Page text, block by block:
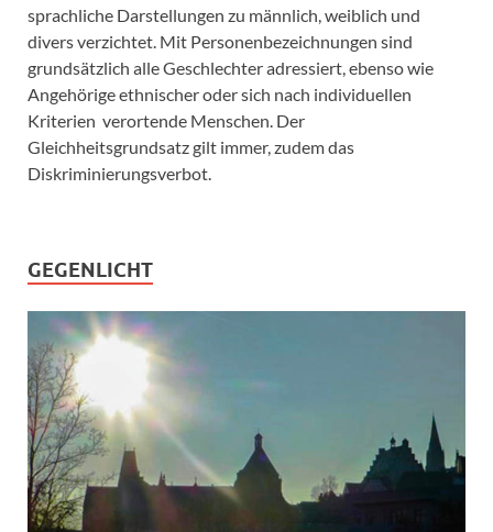
sprachliche Darstellungen zu männlich, weiblich und
divers verzichtet. Mit Personenbezeichnungen sind
grundsätzlich alle Geschlechter adressiert, ebenso wie
Angehörige ethnischer oder sich nach individuellen
Kriterien verortende Menschen. Der
Gleichheitsgrundsatz gilt immer, zudem das
Diskriminierungsverbot.
GEGENLICHT